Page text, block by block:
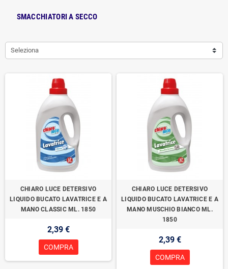
SMACCHIATORI A SECCO
Seleziona
CHIARO LUCE DETERSIVO
LIQUIDO BUCATO LAVATRICE E A
MANO CLASSIC ML. 1850
2,39 €
COMPRA
CHIARO LUCE DETERSIVO
LIQUIDO BUCATO LAVATRICE E A
MANO MUSCHIO BIANCO ML.
1850
2,39 €
COMPRA